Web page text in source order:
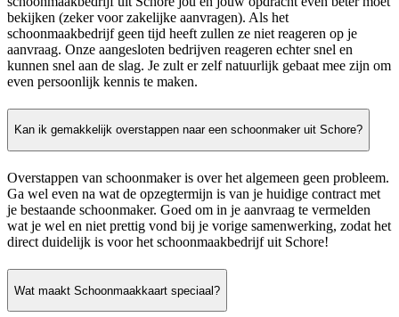
bekijken (zeker voor zakelijke aanvragen). Als het
schoonmaakbedrijf geen tijd heeft zullen ze niet reageren op je
aanvraag. Onze aangesloten bedrijven reageren echter snel en
kunnen snel aan de slag. Je zult er zelf natuurlijk gebaat mee zijn om
even persoonlijk kennis te maken.
Kan ik gemakkelijk overstappen naar een schoonmaker uit Schore?
Overstappen van schoonmaker is over het algemeen geen probleem.
Ga wel even na wat de opzegtermijn is van je huidige contract met
je bestaande schoonmaker. Goed om in je aanvraag te vermelden
wat je wel en niet prettig vond bij je vorige samenwerking, zodat het
direct duidelijk is voor het schoonmaakbedrijf uit Schore!
Wat maakt Schoonmaakkaart speciaal?